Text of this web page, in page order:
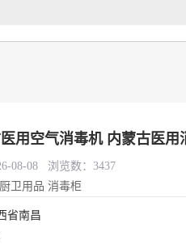
08-08 浏览数：3437
厨卫用品 消毒柜
省南昌